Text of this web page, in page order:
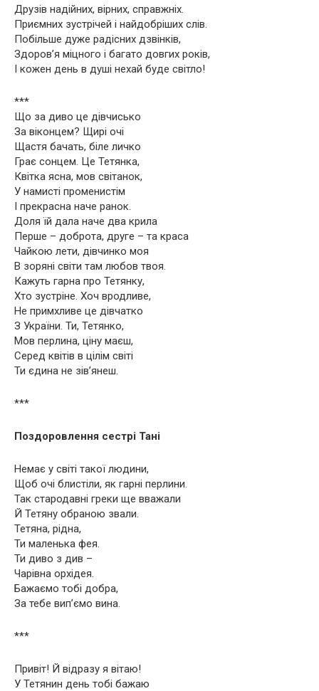
Друзів надійних, вірних, справжніх.
Приємних зустрічей і найдобріших слів.
Побільше дуже радісних дзвінків,
Здоров’я міцного і багато довгих років,
І кожен день в душі нехай буде світло!
***
Що за диво це дівчисько
За віконцем? Щирі очі
Щастя бачать, біле личко
Грає сонцем. Це Тетянка,
Квітка ясна, мов світанок,
У намисті променистім
І прекрасна наче ранок.
Доля їй дала наче два крила
Перше – доброта, друге – та краса
Чайкою лети, дівчинко моя
В зоряні світи там любов твоя.
Кажуть гарна про Тетянку,
Хто зустріне. Хоч вродливе,
Не примхливе це дівчатко
З України. Ти, Тетянко,
Мов перлина, ціну маєш,
Серед квітів в цілім світі
Ти єдина не зів’янеш.
***
Поздоровлення сестрі Тані
Немає у світі такої людини,
Щоб очі блистіли, як гарні перлини.
Так стародавні греки ще вважали
Й Тетяну обраною звали.
Тетяна, рідна,
Ти маленька фея.
Ти диво з див –
Чарівна орхідея.
Бажаємо тобі добра,
За тебе вип’ємо вина.
***
Привіт! Й відразу я вітаю!
У Тетянин день тобі бажаю